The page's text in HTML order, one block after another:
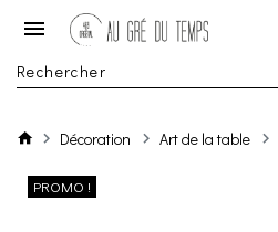
Décoration Art de la table
PROMO !